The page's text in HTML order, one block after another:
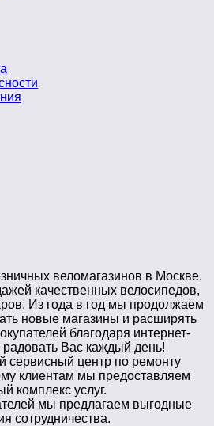
веломагазинов в Москве.
качественных велосипедов,
Из года в год мы продолжаем
новые магазины и расширять
благодаря интернет-
радовать Вас каждый день!
сервисный центр по ремонту
клиентам мы предоставляем
комплекс услуг.
мы предлагаем выгодные
сотрудничества.